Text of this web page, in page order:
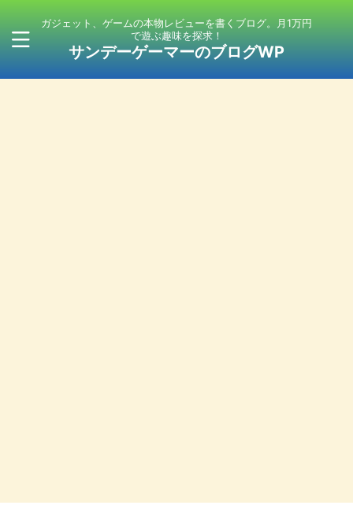
ガジェット、ゲームの本物レビューを書くブログ。月1万円
で遊ぶ趣味を探求！
サンデーゲーマーのブログWP